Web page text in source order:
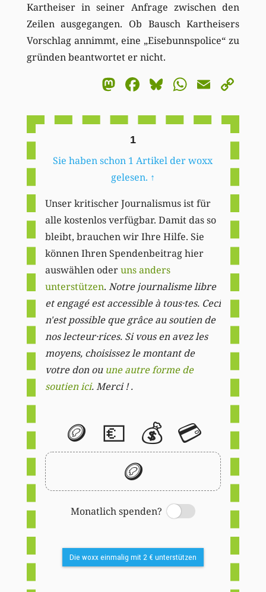
Kartheiser in seiner Anfrage zwischen den
Zeilen ausgegangen. Ob Bausch Kartheisers
Vorschlag annimmt, eine „Eisebunnspolice“ zu
gründen beantwortet er nicht.
Mastodon
Facebook
BlueskyEmail
1
Sie haben schon 1 Artikel der woxx
gelesen. ↑
Unser kritischer Journalismus ist für
alle kostenlos verfügbar. Damit das so
bleibt, brauchen wir Ihre Hilfe. Sie
können Ihren Spendenbeitrag hier
auswählen oderuns anders
unterstützen. Notre journalisme libre
et engagé est accessible à tous·tes. Ceci
n'est possible que grâce au soutien de
nos lecteur·rices. Si vous en avez les
moyens, choisissez le montant de
votre don ou une autre forme de
soutien ici. Merci ! .
🪙 💶 💰 💳
🪙
Monatlich spenden?
Switch
Die woxx einmalig mit 2 € unterstützen